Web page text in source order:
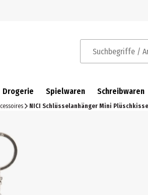
Suchbegriffe /
Drogerie Spielwaren Schreibwaren
NICI Schlüsselanhänger Mini